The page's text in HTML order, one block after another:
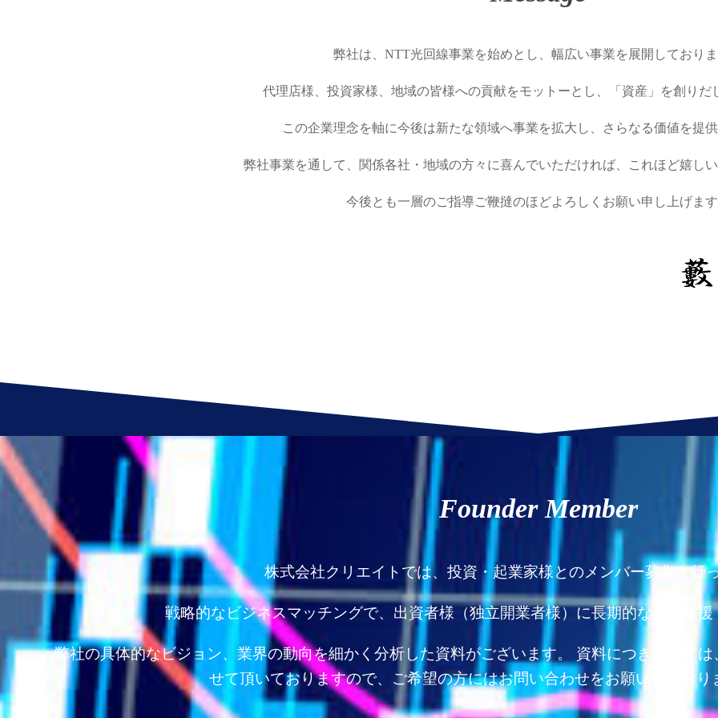
弊社は、NTT光回線事業を始めとし、幅広い事業を展開しており
代理店様、投資家様、地域の皆様への貢献をモットーとし、「資産」を創りだ
この企業理念を軸に今後は新たな領域へ事業を拡大し、さらなる価値を提
弊社事業を通して、関係各社・地域の方々に喜んでいただければ、これほど嬉し
今後とも一層のご指導ご鞭撻のほどよろしくお願い申し上げま
Founder Member
株式会社クリエイトでは、投資・起業家様とのメンバー募集を行
戦略的なビジネスマッチングで、出資者様（独立開業者様）に長期的な事業支
弊社の具体的なビジョン、業界の動向を細かく分析した資料がございます。 資料につきまして
せて頂いておりますので、ご希望の方にはお問い合わせをお願いしており